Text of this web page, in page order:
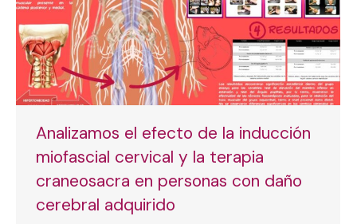
Analizamos el efecto de la inducción
miofascial cervical y la terapia
craneosacra en personas con daño
cerebral adquirido